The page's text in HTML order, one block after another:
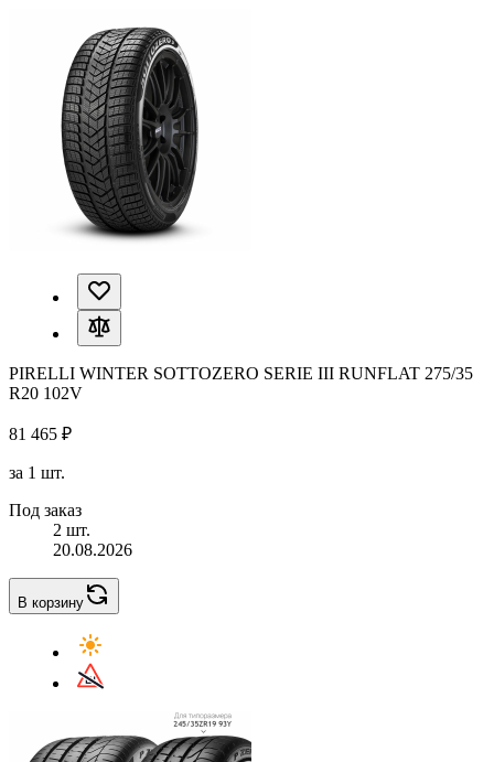
PIRELLI WINTER SOTTOZERO SERIE III RUNFLAT 275/35
R20 102V
81 465 ₽
за 1 шт.
Под заказ
2 шт.
20.08.2026
В корзину